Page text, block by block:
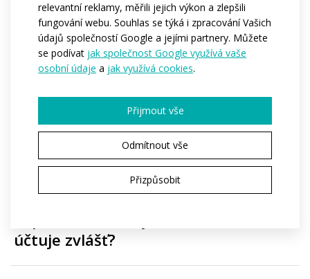
relevantní reklamy, měřili jejich výkon a zlepšili
fungování webu. Souhlas se týká i zpracování Vašich
údajů společností Google a jejími partnery. Můžete
se podívat jak společnost Google využívá vaše
osobní údaje a jak využívá cookies.
Přijmout vše
Odmítnout vše
Přizpůsobit
Kolik tento produkt stojí?
Od kolika kusů lze produkt
objednat?
Které části produktu mohou být
potištěné?
účtuje zvlášť?